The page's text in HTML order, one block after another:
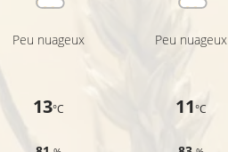
Peu nuageux
13°C
Peu nuageux
11°C